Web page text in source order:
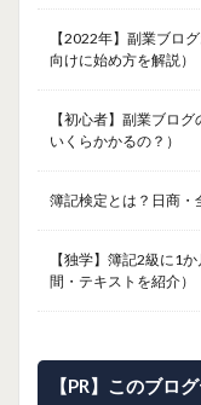
【2022年】副業ブロ
向けに始め方を解説）
【初心者】副業ブロ
いくらかかるの？）
簿記検定とは？日商・
【独学】簿記2級に1
間・テキストを紹介）
【PR】このブロ